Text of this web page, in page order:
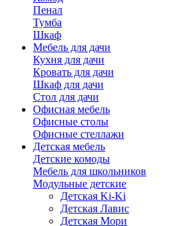
Пенал
Тумба
Шкаф
Мебель для дачи
Кухня для дачи
Кровать для дачи
Шкаф для дачи
Стол для дачи
Офисная мебель
Офисные столы
Офисные стеллажи
Детская мебель
Детские комоды
Мебель для школьников
Модульные детские
Детская Ki-Ki
Детская Лавис
Детская Мори